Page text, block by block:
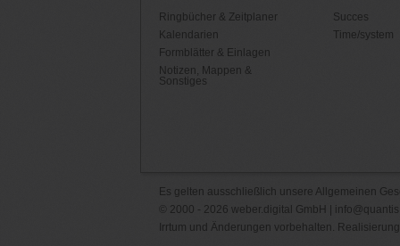
Ringbücher & Zeitplaner
Kalendarien
Formblätter & Einlagen
Notizen, Mappen &
Sonstiges
Succes
Time/system
Es gelten ausschließlich unsere Allgemeinen
© 2000 - 2026 weber.digital GmbH |
Irrtum und Änderungen vorbehalten.